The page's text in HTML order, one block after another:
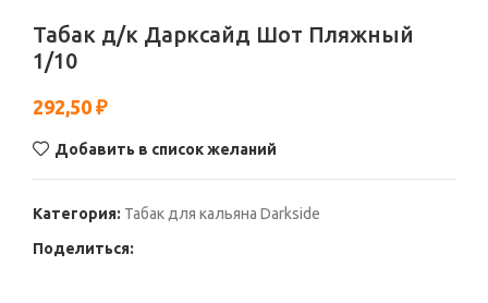
Табак д/к Дарксайд Шот Пляжный
1/10
292,50 ₽
Добавить в список желаний
Категория: Табак для кальяна Darkside
Поделиться: